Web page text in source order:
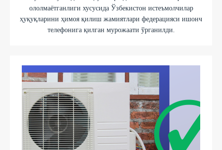
ололмаётганлиги хусусида Ўзбекистон истеъмолчилар
ҳуқуқларини ҳимоя қилиш жамиятлари федерацияси ишонч
телефонига қилган мурожаати ўрганилди.